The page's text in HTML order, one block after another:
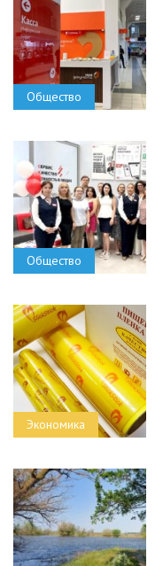
Общество
Общество
Экономика